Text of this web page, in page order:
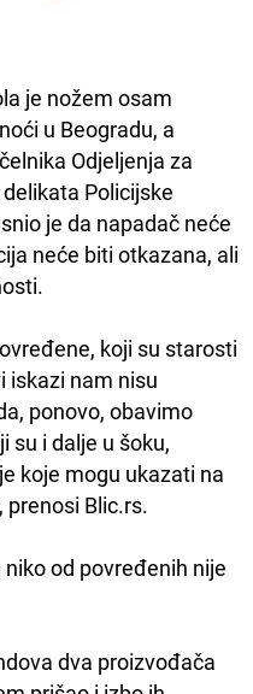
je nožem osam
u Beogradu, a
Odjeljenja za
Policijske
je da napadač neće
neće biti otkazana, ali
koji su starosti
iskazi nam nisu
ponovo, obavimo
su i dalje u šoku,
koje mogu ukazati na
prenosi Blic.rs.
od povređenih nije
dva proizvođača